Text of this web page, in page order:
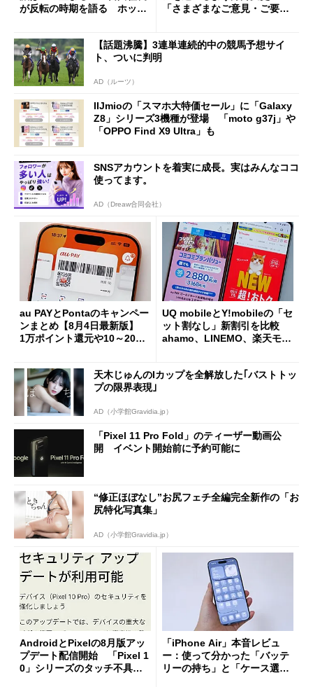
が反転の時期を語る ホッピ
「さまざまなご意見・ご要望
【話題沸騰】3連単連続的中の競馬予想サイ
ト、ついに判明
AD（ルーツ）
IIJmioの「スマホ大特価セール」に「Galaxy
Z8」シリーズ3機種が登場 「moto g37j」や
「OPPO Find X9 Ultra」も
SNSアカウントを着実に成長。実はみんなココ
使ってます。
AD（Dreaw合同会社）
au PAYとPontaのキャンペー
ンまとめ【8月4日最新版】
1万ポイント還元や10～20％
UQ mobileとY!mobileの「セ
ット割なし」新割引を比較
ahamo、LINEMO、楽天モバ
天木じゅんのIカップを全解放した｢バストトッ
プの限界表現｣
AD（小学館Gravidia.jp）
「Pixel 11 Pro Fold」のティーザー動画公
開 イベント開始前に予約可能に
“修正ほぼなし”お尻フェチ全編完全新作の「お
尻特化写真集」
AD（小学館Gravidia.jp）
AndroidとPixelの8月版アッ
プデート配信開始 「Pixel 1
0」シリーズのタッチ不具合
「iPhone Air」本音レビュ
ー：使って分かった「バッテ
リーの持ち」と「ケース選